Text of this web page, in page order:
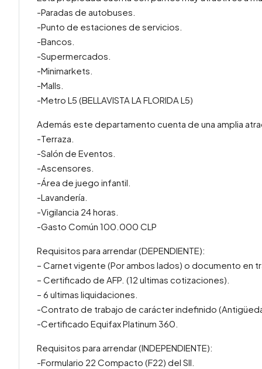
-Paradas de autobuses.
-Punto de estaciones de servicios.
-Bancos.
-Supermercados.
-Minimarkets.
-Malls.
-Metro L5 (BELLAVISTA LA FLORIDA L5)
Además este departamento cuenta de una amplia
-Terraza.
-Salón de Eventos.
-Ascensores.
-Área de juego infantil.
-Lavandería.
-Vigilancia 24 horas.
-Gasto Común 100.000 CLP
Requisitos para arrendar (DEPENDIENTE):
– Carnet vigente (Por ambos lados) o documento en
– Certificado de AFP. (12 ultimas cotizaciones).
– 6 ultimas liquidaciones.
-Contrato de trabajo de carácter indefinido
-Certificado Equifax Platinum 360.
Requisitos para arrendar (INDEPENDIENTE):
-Formulario 22 Compacto (F22) del SII.